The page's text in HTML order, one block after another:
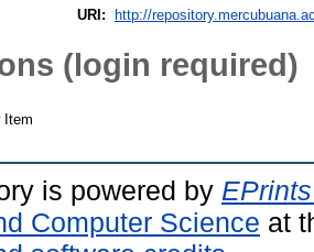
URI:
http://
(login required)
Item
is powered by
Computer Science at